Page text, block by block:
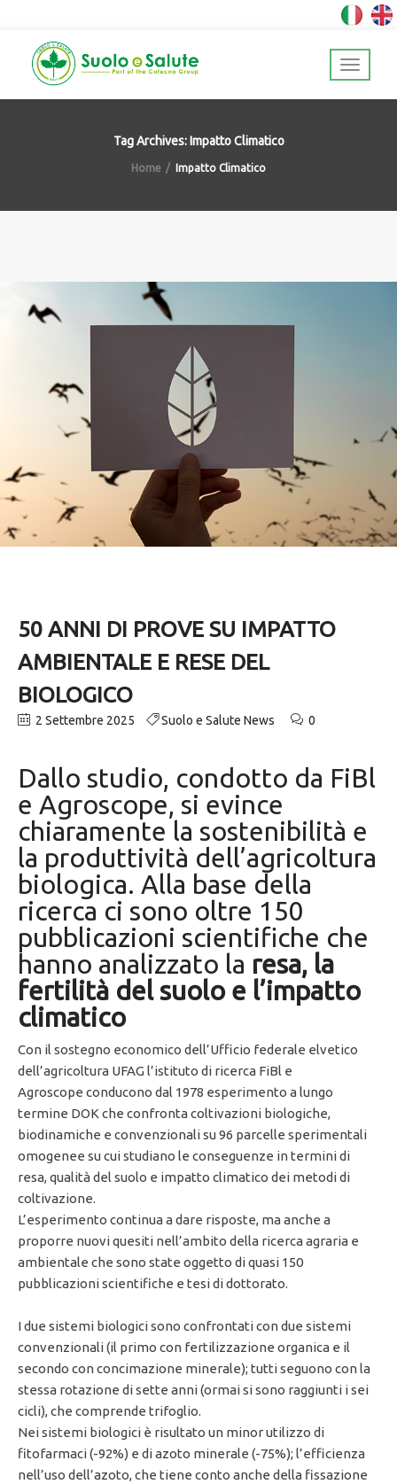
Tag Archives: Impatto Climatico
Home Impatto Climatico
50 ANNI DI PROVE SU IMPATTO
AMBIENTALE E RESE DEL
BIOLOGICO
2 Settembre 2025 Suolo e Salute News 0
Dallo studio, condotto da FiBl
e Agroscope, si evince
chiaramente la sostenibilità e
la produttività dell’agricoltura
biologica. Alla base della
ricerca ci sono oltre 150
pubblicazioni scientifiche che
hanno analizzato la resa, la
fertilità del suolo e l’impatto
climatico
Con il sostegno economico dell’Ufficio federale elvetico
dell’agricoltura UFAG l’istituto di ricerca FiBl e
Agroscope conducono dal 1978 esperimento a lungo
termine DOK che confronta coltivazioni biologiche,
biodinamiche e convenzionali su 96 parcelle sperimentali
omogenee su cui studiano le conseguenze in termini di
resa, qualità del suolo e impatto climatico dei metodi di
coltivazione.
L’esperimento continua a dare risposte, ma anche a
proporre nuovi quesiti nell’ambito della ricerca agraria e
ambientale che sono state oggetto di quasi 150
pubblicazioni scientifiche e tesi di dottorato.
I due sistemi biologici sono confrontati con due sistemi
convenzionali (il primo con fertilizzazione organica e il
secondo con concimazione minerale); tutti seguono con la
stessa rotazione di sette anni (ormai si sono raggiunti i sei
cicli), che comprende trifoglio.
Nei sistemi biologici è risultato un minor utilizzo di
fitofarmaci (-92%) e di azoto minerale (-75%); l’efficienza
nell’uso dell’azoto, che tiene conto anche della fissazione